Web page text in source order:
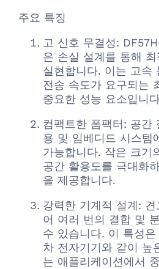
주요 특징
고 신호 무결성:
은 손실 설계를 통해
실현합니다. 이는 고속
전송 속도가 요구되는
중요한 성능 요소입니
컴팩트한 폼팩터: 공간
용 및 임베디드 시스템
가능합니다. 작은 크기
공간 활용도를 극대화
을 제공합니다.
강력한 기계적 설계:
어 여러 번의 결합 및
수 있습니다. 이 특성
차 전자기기와 같이 높
는 애플리케이션에서